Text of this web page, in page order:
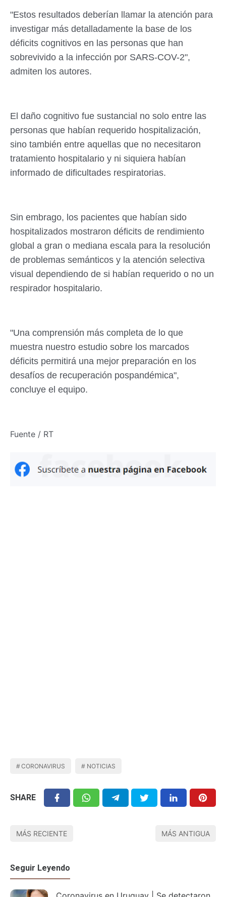
"Estos resultados deberían llamar la atención para
investigar más detalladamente la base de los
déficits cognitivos en las personas que han
sobrevivido a la infección por SARS-COV-2",
admiten los autores.
El daño cognitivo fue sustancial no solo entre las
personas que habían requerido hospitalización,
sino también entre aquellas que no necesitaron
tratamiento hospitalario y ni siquiera habían
informado de dificultades respiratorias.
Sin embrago, los pacientes que habían sido
hospitalizados mostraron déficits de rendimiento
global a gran o mediana escala para la resolución
de problemas semánticos y la atención selectiva
visual dependiendo de si habían requerido o no un
respirador hospitalario.
"Una comprensión más completa de lo que
muestra nuestro estudio sobre los marcados
déficits permitirá una mejor preparación en los
desafíos de recuperación pospandémica",
concluye el equipo.
Fuente / RT
CORONAVIRUS NOTICIAS
SHARE
MÁS RECIENTE MÁS ANTIGUA
Seguir Leyendo